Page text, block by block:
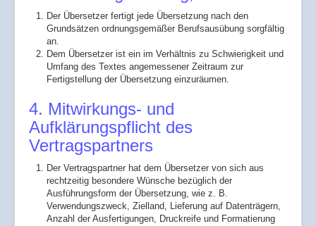
Der Übersetzer fertigt jede Übersetzung nach den
Grundsätzen ordnungsgemäßer Berufsausübung sorgfältig
an.
Dem Übersetzer ist ein im Verhältnis zu Schwierigkeit und
Umfang des Textes angemessener Zeitraum zur
Fertigstellung der Übersetzung einzuräumen.
4. Mitwirkungs- und
Aufklärungspflicht des
Vertragspartners
Der Vertragspartner hat dem Übersetzer von sich aus
rechtzeitig besondere Wünsche bezüglich der
Ausführungsform der Übersetzung, wie z. B.
Verwendungszweck, Zielland, Lieferung auf Datenträgern,
Anzahl der Ausfertigungen, Druckreife und Formatierung